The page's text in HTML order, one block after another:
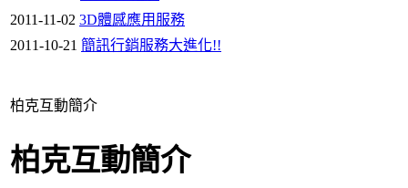
2011-11-02 3D體感應用服務
2011-10-21 簡訊行銷服務大進化!!
柏克互動簡介
柏克互動簡介